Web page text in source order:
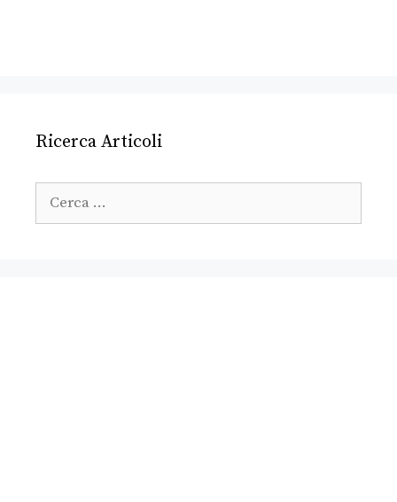
Ricerca Articoli